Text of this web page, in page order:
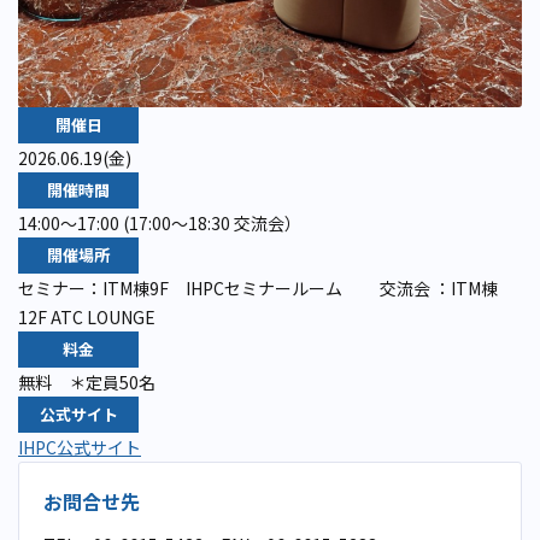
開催日
2026.06.19(金)
開催時間
14:00～17:00 (17:00～18:30 交流会）
開催場所
セミナー：ITM棟9F IHPCセミナールーム 交流会 ：ITM棟
12F ATC LOUNGE
料金
無料 ＊定員50名
公式サイト
IHPC公式サイト
お問合せ先